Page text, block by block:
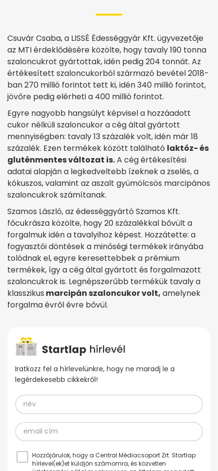
Csuvár Csaba, a LISSÉ Édességgyár Kft. ügyvezetője
az MTI érdeklődésére közölte, hogy tavaly 190 tonna
szaloncukrot gyártottak, idén pedig 204 tonnát. Az
értékesített szaloncukorból származó bevétel 2018-
ban 270 millió forintot tett ki, idén 340 millió forintot,
jövőre pedig elérheti a 400 millió forintot.
Egyre nagyobb hangsúlyt képvisel a hozzáadott
cukor nélküli szaloncukor a cég által gyártott
mennyiségben: tavaly 13 százalék volt, idén már 18
százalék. Ezen termékek között található laktóz- és
gluténmentes változat is.A cég értékesítési
adatai alapján a legkedveltebb ízeknek a zselés, a
kókuszos, valamint az aszalt gyümölcsös marcipános
szaloncukrok számítanak.
Szamos László, az édességgyártó Szamos Kft.
főcukrásza közölte, hogy 20 százalékkal bővült a
forgalmuk idén a tavalyihoz képest. Hozzátette: a
fogyasztói döntések a minőségi termékek irányába
tolódnak el, egyre keresettebbek a prémium
termékek, így a cég által gyártott és forgalmazott
szaloncukrok is. Legnépszerűbb termékük tavaly a
klasszikus marcipán szaloncukor volt, amelynek
forgalma évről évre bővül.
Iratkozz fel a hírlevelünkre, hogy ne maradj le a
legérdekesebb cikkekről!
Hozzájárulok, hogy a Central Médiacsoport Zrt. Startlap
hírlevel(ek)et küldjön számomra, és közvetlen